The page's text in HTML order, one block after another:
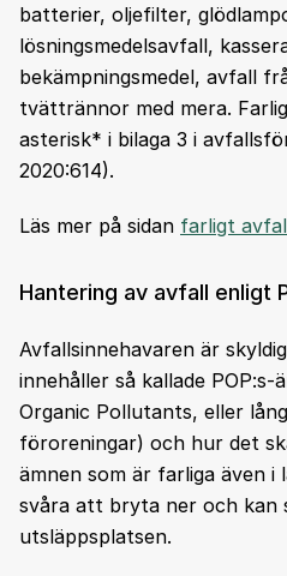
batterier, oljefilter,
lösningsmedelsavfall,
bekämpningsmedel, avfall
tvättrännor med mera.
asterisk* i bilaga 3 i
2020:614).
Läs mer på sidan farligt
Hantering av avfall enligt
Avfallsinnehavaren är
innehåller så kallade POP:s-
Organic Pollutants, eller
föroreningar) och hur det
ämnen som är farliga även i
svåra att bryta ner och kan
utsläppsplatsen.